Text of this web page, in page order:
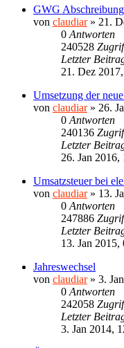
GWG
von claudiar» 21.
0 Antworten
240528
Letzter
21. Dez
Umsetzung der
von claudiar» 26.
0 Antworten
240136
Letzter
26. Jan 2016,
Umsatzsteuer bei
von claudiar» 13.
0 Antworten
247886
Letzter
13. Jan 2015,
Jahreswechsel
von claudiar» 3.
0 Antworten
242058
Letzter
3. Jan 2014,